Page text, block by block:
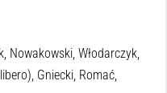
Nowakowski, Włodarczyk,
Gniecki, Romać,